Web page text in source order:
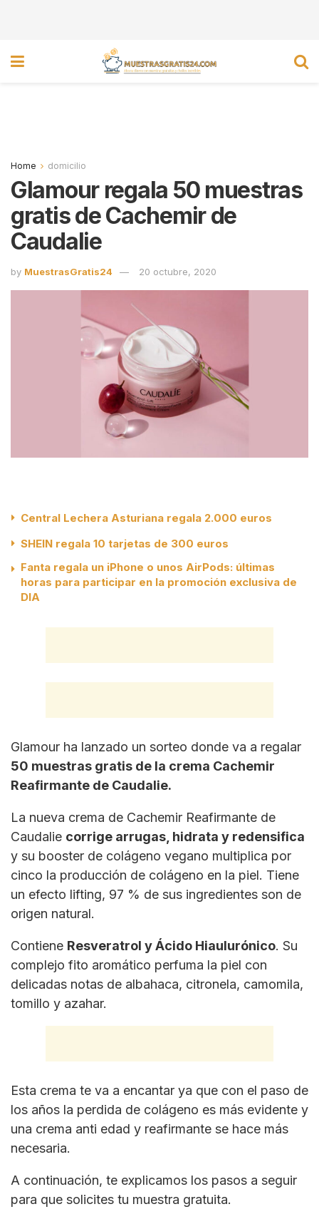
Home domicilio
Glamour regala 50 muestras
gratis de Cachemir de
Caudalie
by MuestrasGratis24 20 octubre, 2020
Central Lechera Asturiana regala 2.000 euros
SHEIN regala 10 tarjetas de 300 euros
Fanta regala un iPhone o unos AirPods: últimas
horas para participar en la promoción exclusiva de
DIA
Glamour ha lanzado un sorteo donde va a regalar
50 muestras gratis de la crema Cachemir
Reafirmante de Caudalie.
La nueva crema de Cachemir Reafirmante de
Caudalie corrige arrugas, hidrata y redensifica
y su booster de colágeno vegano multiplica por
cinco la producción de colágeno en la piel. Tiene
un efecto lifting, 97 % de sus ingredientes son de
origen natural.
Contiene Resveratrol y Ácido Hiaulurónico. Su
complejo fito aromático perfuma la piel con
delicadas notas de albahaca, citronela, camomila,
tomillo y azahar.
Esta crema te va a encantar ya que con el paso de
los años la perdida de colágeno es más evidente y
una crema anti edad y reafirmante se hace más
necesaria.
A continuación, te explicamos los pasos a seguir
para que solicites tu muestra gratuita.